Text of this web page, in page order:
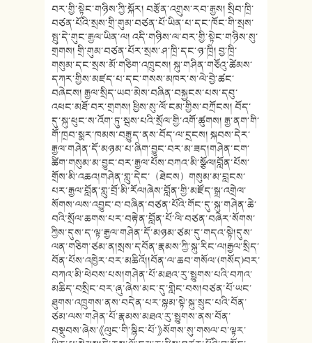
བར་གྱི་སྟེང་གཉིས་ཀྱི་སྐོར། བརྩོན་འགྲུས་རབ་རྒྱས། སྲིབ་ཁྲི་
བཙན་པོའི་སྲས་གྲི་གུམ་བཙན་པོ་ཡིན་པ་དང་ཁོང་གི་སྲས་
སྤུ་དེ་གུང་རྒྱལ་ཡིན་ལ། འདི་གཉིས་ལ་བར་གྱི་སྟེང་གཉིས་སུ་
གྲགས། གྲི་གུམ་བཙན་པོར་སྲས་ཤ་ཁྲི་དང་ཉ་ཁྲི། བྱ་ཁྲི་
གསུམ་དང་སྲས་མོ་གཅིག་འཁྲུངས། སྐུ་གཤིན་གཅོའུ་ཚེམས་
དཀར་གྱིས་མཛད་པ་དང་གསས་མཁར་ས་ལེ་བྱེ་ཚང་
བཞེངས། རྒྱལ་སྲིད་ཡབ་མེས་བཞིན་བསྐྱངས་པས་དབུ་
འཕང་མཐོ་བར་གྲགས། ཕྱིས་སུ་ལོ་ངམ་གྱིས་བཀྲོངས། བོད་
དུ་སྐུ་ཕུང་ས་འོག་ཏུ་སྦས་པའི་སྲོལ་གྱི་འགོ་ཚུགས། རྒྱ་ནག་གི་
གོ་ཁྲབ་སྨར་ཁམས་བརྒྱུད་ནས་བོད་ལ་དྲངས། སྐབས་དེར་
རྒྱལ་གཤེན་དོ་མཉམ་པ་ཞིག་བྱུང་བར་མ་ཟད།གཤེན་ངག་
ཚིག་གསུམ་མ་བྱུང་བར་རྒྱལ་པོས་བཀའ་མི་སྩོལ།བློན་པོས་
གྲོས་མི་འཆའ།གཤེན་གླུ་དེང་（ཐེངས）གསུམ་མ་བླངས་
པར་རྒྱལ་བློན་གླུ་བྲོ་མི་རོལ།ཞེས་བློན་གྱི་མཛོད་སྒྲ་འགྲེལ་
སོགས་ལས་འབྱུང་བ་བཞིན་བཙན་པོའི་གོང་དུ་སྐུ་གཤེན་ཆེ་
བའི་སྲོལ་ཆགས་པར་བརྟེན་བློན་པོ་ལི་བཙན་བཞེར་སོགས་
ཀྱིས་དུས་ད་ལྟ་རྒྱལ་གཤེན་དོ་མཉམ་ཙམ་དུ་གདའ་སྟེ།དུས་
ལན་གཅིག་ཙམ་ན།སྲས་དབོན་རྣམས་ཀྱི་སྐུ་རིང་ལ།རྒྱལ་སྲིད་
བོན་པོས་འཁྱེར་བར་མཆིའོ།།བོན་ལ་ཆབ་གསོལ་(གསོད)བར་
བཀའ་མི་ཕེབས་པས།གཤེན་པོ་མཐའ་རུ་སྤྱུགས་པའི་བཀའ་
མཆིད་བསྲིང་བར་ཞུ་ཞེས་མང་དུ་གླེང་བས།བཙན་པོ་ཡང་
ཐུགས་འཁྲུགས་ནས་བདེན་པར་སྙམ་སྟེ་སྐུ་སྲུང་པའི་བོན་
ཙམ་ལས་གཤེན་པོ་རྣམས་མཐའ་རུ་སྤྱུགས་ནས་བོན་
བསྣུབས་ཞེས་《ལུང་གི་སྙིང་པོ་》སོགས་སུ་གསལ་བ་ལྟར་